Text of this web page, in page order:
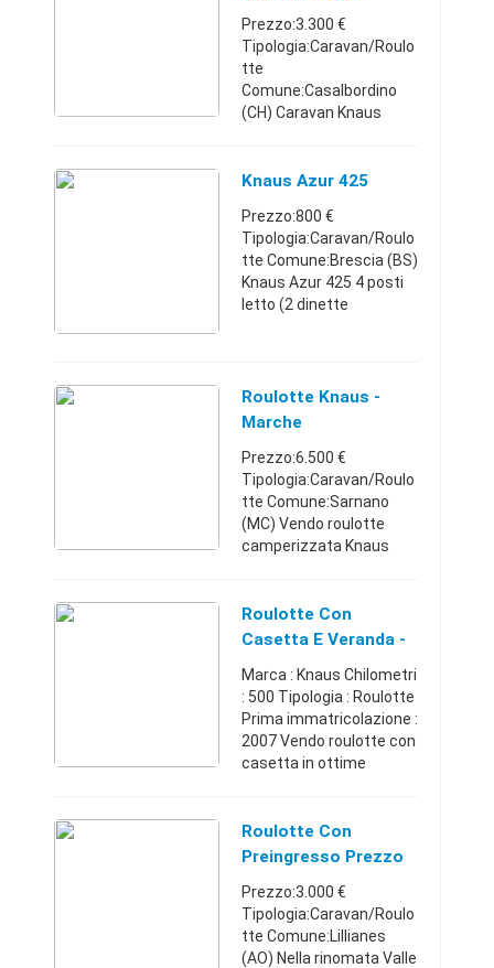
Matrimoniali
Prezzo:3.300 €
Tipologia:Caravan/Roulo
tte
Comune:Casalbordino
(CH) Caravan Knaus
frigo e cucina lo spazio è
posto aggiunto a divano
com ...
Knaus Azur 425
Prezzo:800 €
Tipologia:Caravan/Roulo
tte Comune:Brescia (BS)
Knaus Azur 425 4 posti
letto (2 dinette
condizioni 2 gomme
nuove Priva ...
Roulotte Knaus -
Marche
Prezzo:6.500 €
Tipologia:Caravan/Roulo
tte Comune:Sarnano
(MC) Vendo roulotte
camperizzata Knaus
letto. Composta da
doppio matrimoniale più
Roulotte Con
Casetta E Veranda -
Fano (Pesaro/Urbino)
Marca : Knaus Chilometri
: 500 Tipologia : Roulotte
Prima immatricolazione :
2007 Vendo roulotte con
casetta in ottime
arredamento, sistemata
presso il Camping &qu ...
Roulotte Con
Preingresso Prezzo
Trattabile
Prezzo:3.000 €
Tipologia:Caravan/Roulo
tte Comune:Lillianes
(AO) Nella rinomata Valle